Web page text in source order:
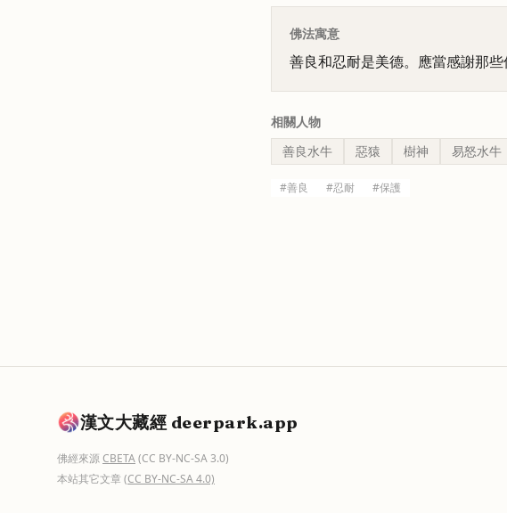
佛法寓意
善良和忍耐是美德。應當感謝那些
相關人物
善良水牛
惡猿 樹神 易怒水牛
#善良 #忍耐 #保護
漢文大藏經 deerpark.app
佛經來源CBETA(CC BY-NC-SA 3.0)
本站其它文章(CC BY-NC-SA 4.0)